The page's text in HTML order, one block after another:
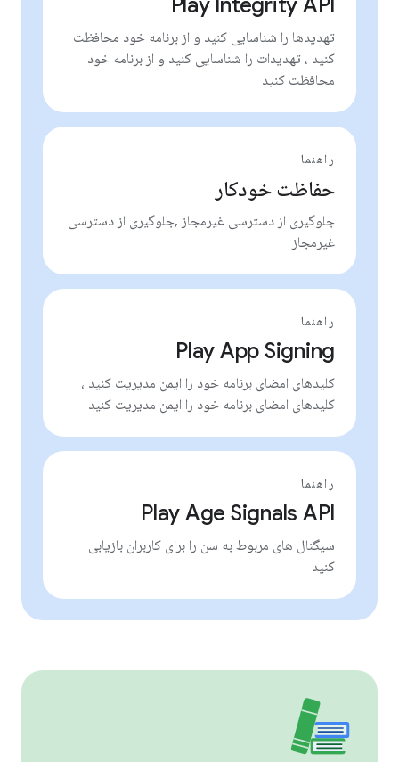
Play Integrity API
تهدیدها را شناسایی کنید و از برنامه خود محافظت
کنید ، تهدیدات را شناسایی کنید و از برنامه خود
محافظت کنید
راهنما
حفاظت خودکار
جلوگیری از دسترسی غیرمجاز ,جلوگیری از دسترسی
غیرمجاز
راهنما
Play App Signing
کلیدهای امضای برنامه خود را ایمن مدیریت کنید ،
کلیدهای امضای برنامه خود را ایمن مدیریت کنید
راهنما
Play Age Signals API
سیگنال های مربوط به سن را برای کاربران بازیابی
کنید